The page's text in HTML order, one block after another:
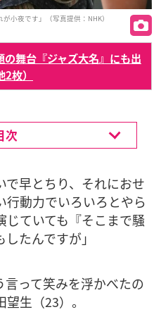
小夜です」（写真提供：NHK）
の舞台『ジャズ大名』にも出
枚）
次
で早とちり、それにおせ
動力でいろいろとやら
ていても『そこまで騒
たんですが」
って笑みを浮かべたの
生（23）。